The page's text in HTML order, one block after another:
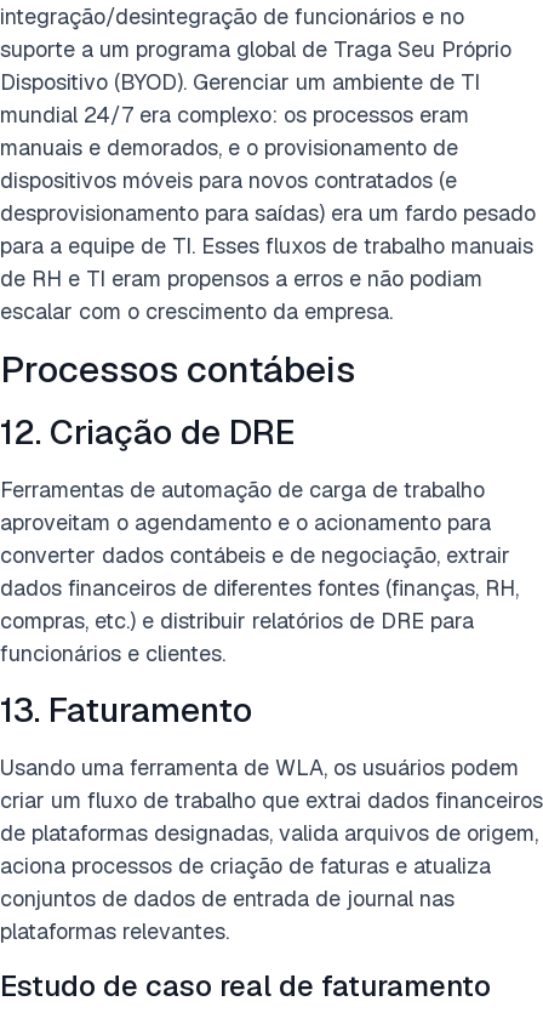
integração/desintegração de funcionários e no
suporte a um programa global de Traga Seu Próprio
Dispositivo (BYOD). Gerenciar um ambiente de TI
mundial 24/7 era complexo: os processos eram
manuais e demorados, e o provisionamento de
dispositivos móveis para novos contratados (e
desprovisionamento para saídas) era um fardo pesado
para a equipe de TI. Esses fluxos de trabalho manuais
de RH e TI eram propensos a erros e não podiam
escalar com o crescimento da empresa.
Processos contábeis
12. Criação de DRE
Ferramentas de automação de carga de trabalho
aproveitam o agendamento e o acionamento para
converter dados contábeis e de negociação, extrair
dados financeiros de diferentes fontes (finanças, RH,
compras, etc.) e distribuir relatórios de DRE para
funcionários e clientes.
13. Faturamento
Usando uma ferramenta de WLA, os usuários podem
criar um fluxo de trabalho que extrai dados financeiros
de plataformas designadas, valida arquivos de origem,
aciona processos de criação de faturas e atualiza
conjuntos de dados de entrada de journal nas
plataformas relevantes.
Estudo de caso real de faturamento